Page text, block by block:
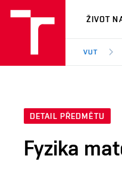
VUT
ŽIVOT
VUT
DETAIL PŘEDMĚTU
Fyzika